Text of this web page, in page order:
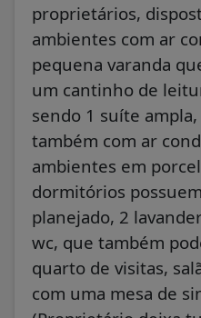
proprietários,
ambientes com ar
pequena varanda
um cantinho de
sendo 1 suíte
também com ar
ambientes em
dormitórios
planejado, 2
wc, que também
quarto de visitas,
com uma mesa de